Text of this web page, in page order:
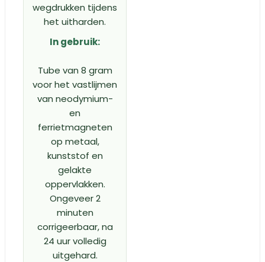
wegdrukken tijdens
het uitharden.
In gebruik:
Tube van 8 gram
voor het vastlijmen
van neodymium-
en
ferrietmagneten
op metaal,
kunststof en
gelakte
oppervlakken.
Ongeveer 2
minuten
corrigeerbaar, na
24 uur volledig
uitgehard.